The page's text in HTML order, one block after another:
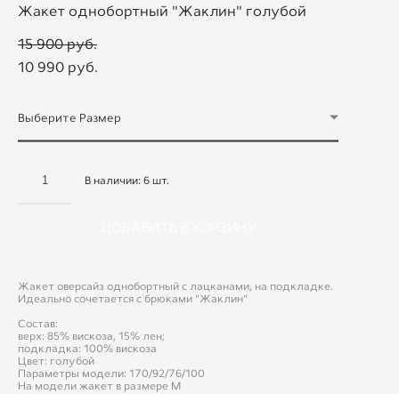
Жакет однобортный "Жаклин" голубой
15 900 pуб.
10 990 pуб.
Выберите Размер
В наличии: 6 шт.
Жакет оверсайз однобортный с лацканами, на подкладке.
Идеально сочетается с брюками "Жаклин"
Состав:
верх: 85% вискоза, 15% лен;
подкладка: 100% вискоза
Цвет: голубой
Параметры модели: 170/92/76/100
На модели жакет в размере М